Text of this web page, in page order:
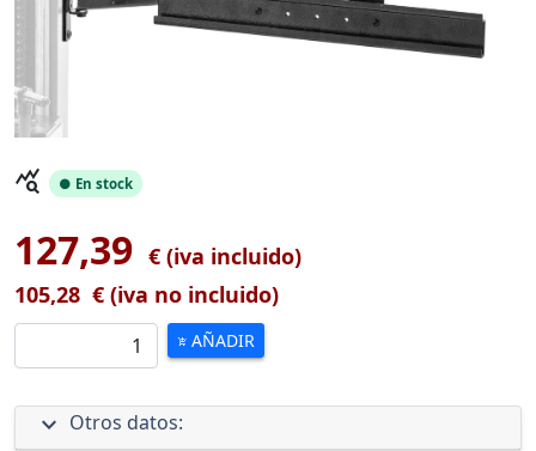
● En stock
query_stats
127,39 € (iva incluido)
105,28 € (iva no incluido)
add_shopping_cart AÑADIR
expand_more Otros datos: